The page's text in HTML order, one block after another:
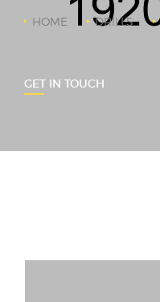
HOME DRILLS
GET IN TOUCH